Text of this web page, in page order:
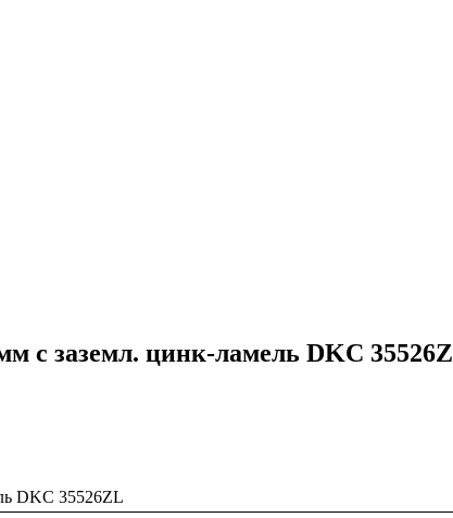
с заземл. цинк-ламель DKC
DKC 35526ZL